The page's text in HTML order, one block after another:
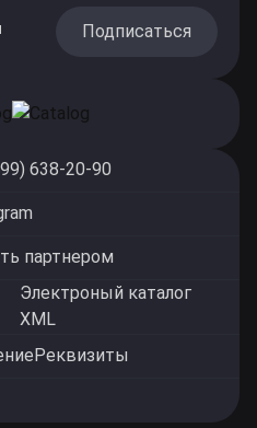
Подписаться
638-20-90
партнером
Электроный каталог
XML
Реквизиты